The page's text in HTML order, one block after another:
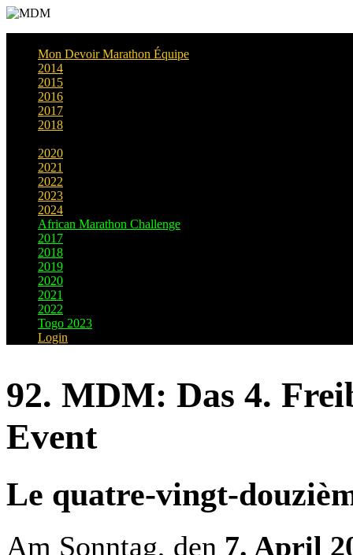
Mon Devoir Marathon Équipe
2014
2015
2016
2017
2018
2020
2021
2022
2023
2024
African Marathon Challenge
2017
2018
2019
2020
2021
2022
Togo 2023
Login
92. MDM: Das 4.
Event
Le quatre-vingt-
Am Sonntag, den 7. April